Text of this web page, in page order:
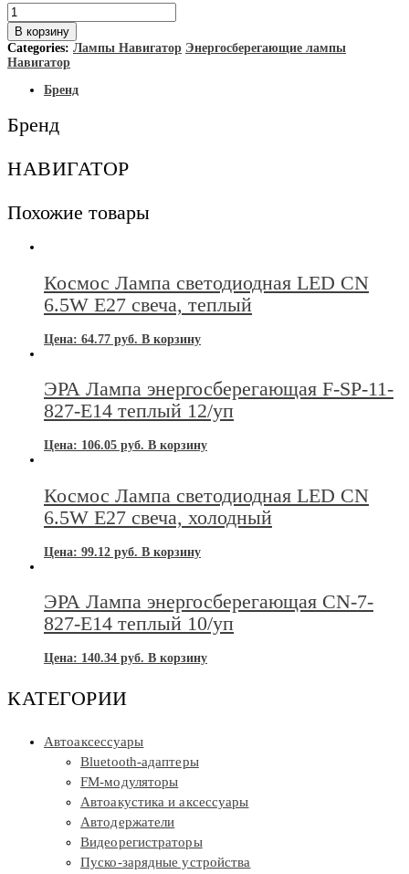
Количество
товара
Navigator
Лампа
энергосберегающая
94057
SH10-
30-
E27
В корзину
Categories: Лампы Навигатор Энергосберегающие лампы
Навигатор
Бренд
Бренд
НАВИГАТОР
Похожие товары
Космос Лампа светодиодная LED CN
6.5W E27 свеча, теплый
Цена: 64.77 руб. В корзину
ЭРА Лампа энергосберегающая F-SP-11-
827-E14 теплый 12/уп
Цена: 106.05 руб. В корзину
Космос Лампа светодиодная LED CN
6.5W E27 свеча, холодный
Цена: 99.12 руб. В корзину
ЭРА Лампа энергосберегающая CN-7-
827-E14 теплый 10/уп
Цена: 140.34 руб. В корзину
КАТЕГОРИИ
Автоаксессуары
Bluetooth-адаптеры
FM-модуляторы
Автоакустика и аксессуары
Автодержатели
Видеорегистраторы
Пуско-зарядные устройства